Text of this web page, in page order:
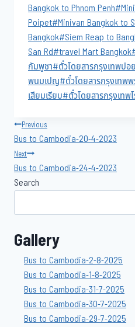
Bangkok to Phnom Penh#
Poipet#Minivan Bangkok to
Bangkok#Siem Reap to
San​ Rd#travel Mart Bangkok
กัมพูชา#ตั๋วโดยสารกรุงเทพปอ
พนมเปญ#ตั๋วโดยสารกรุงเทพ
เสียมเรียบ#ตั๋วโดยสารกรุงเทพ
Post
navigation
Previous
Bus to Cambodia-20-4-2023
Next
Bus to Cambodia-24-4-2023
Search
Gallery
Bus to Cambodia-2-8-2025
Bus to Cambodia-1-8-2025
Bus to Cambodia-31-7-2025
Bus to Cambodia-30-7-2025
Bus to Cambodia-29-7-2025